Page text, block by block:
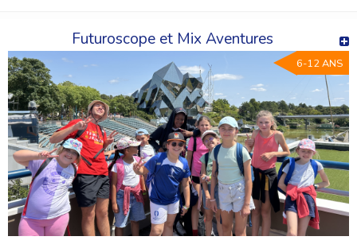
Futuroscope et Mix Aventures
6-12 ANS